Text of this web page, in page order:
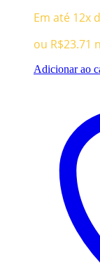
era:
Em até 12x
ou R$23.71
Adicionar ao